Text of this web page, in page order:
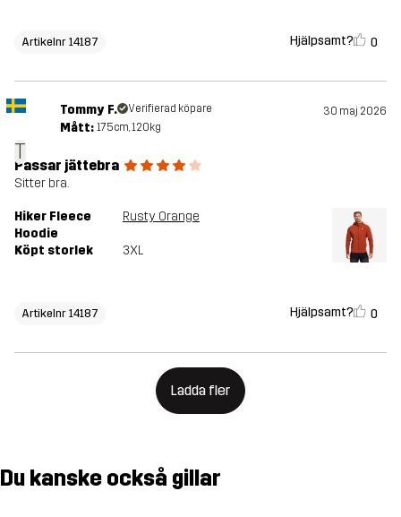
Artikelnr 14187 Hjälpsamt? 0
T
Tommy F. Verifierad köpare 30 maj 2026
Mått: 175cm, 120kg
Passar jättebra
Sitter bra.
Hiker Fleece
Hoodie
Rusty Orange
Köpt storlek 3XL
Artikelnr 14187 Hjälpsamt? 0
Ladda fler
Du kanske också gillar